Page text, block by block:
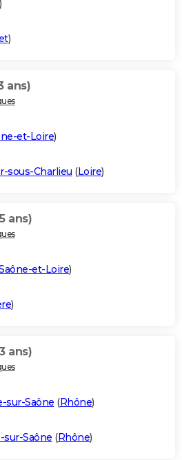
)
)
ans)
et-Loire)
sous-Charlieu (Loire)
ans)
et-Loire)
)
ans)
sur-Saône (Rhône)
sur-Saône (Rhône)